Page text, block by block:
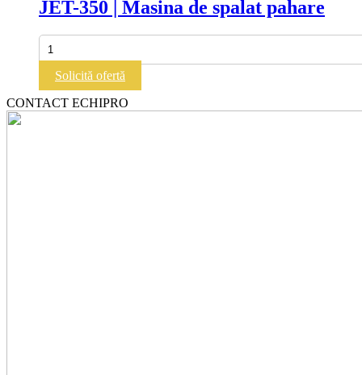
de
vase
JET-350 | Masina de spalat pahare
Cantitate
JET-
350
Masina
de
Solicită ofertă
CONTACT ECHIPRO